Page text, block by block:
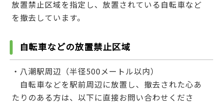
放置禁止区域を指定し、放置されている自転車など
を撤去しています。
自転車などの放置禁止区域
・八潮駅周辺（半径500メートル以内）
自転車などを駅前周辺に放置し、撤去された心あ
たりのある方は、以下に直接お問い合わせくださ